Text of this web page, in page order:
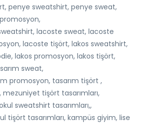
penye sweatshirt, penye sweat,
lacoste sweat, lacoste
lacoste tişört, lakos sweatshirt,
lakos promosyon, lakos tişört,
sweat,
promosyon, tasarım tişört ,
tişört tasarımları,
sweatshirt tasarımları,,
tişört tasarımları, kampüs giyim, lise